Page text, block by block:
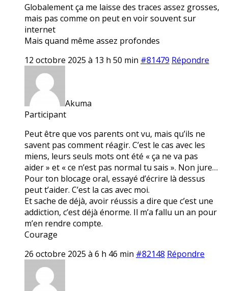
Globalement ça me laisse des traces assez grosses,
mais pas comme on peut en voir souvent sur
internet
Mais quand même assez profondes
12 octobre 2025 à 13 h 50 min #81479 Répondre
Akuma
Participant
Peut être que vos parents ont vu, mais qu’ils ne
savent pas comment réagir. C’est le cas avec les
miens, leurs seuls mots ont été « ça ne va pas
aider » et « ce n’est pas normal tu sais ». Non jure…
Pour ton blocage oral, essayé d’écrire là dessus
peut t’aider. C’est la cas avec moi.
Et sache de déjà, avoir réussis a dire que c’est une
addiction, c’est déjà énorme. Il m’a fallu un an pour
m’en rendre compte.
Courage
26 octobre 2025 à 6 h 46 min #82148 Répondre